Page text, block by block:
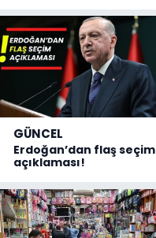
GÜNCEL
Erdoğan’dan flaş seçim
açıklaması!